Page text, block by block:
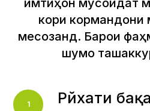
имтиҳон мусоидат
кори кормандони
месозанд. Барои
шумо
Рӯйхати